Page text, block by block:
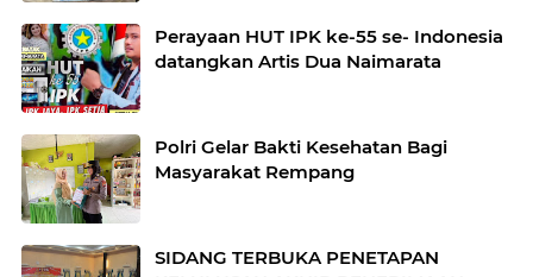
Perayaan HUT IPK ke-55 se- Indonesia
datangkan Artis Dua Naimarata
Polri Gelar Bakti Kesehatan Bagi
Masyarakat Rempang
SIDANG TERBUKA PENETAPAN